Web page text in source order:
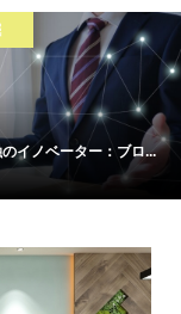
イノベーター：ブロ...